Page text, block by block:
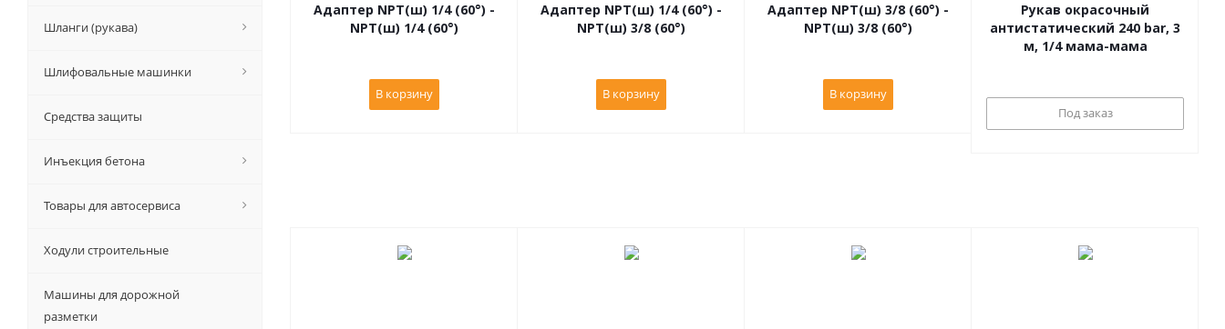
Адаптер NPT(ш) 1/4 (60°) -
NPT(ш) 1/4 (60°)
В корзину
Адаптер NPT(ш) 1/4 (60°) -
NPT(ш) 3/8 (60°)
В корзину
Адаптер NPT(ш) 3/8 (60°) -
NPT(ш) 3/8 (60°)
В корзину
Рукав окрасочный
антистатический 240 bar, 3
м, 1/4 мама-мама
Под заказ
Шланги (рукава)
Шлифовальные машинки
Средства защиты
Инъекция бетона
Товары для автосервиса
Ходули строительные
Машины для дорожной
разметки